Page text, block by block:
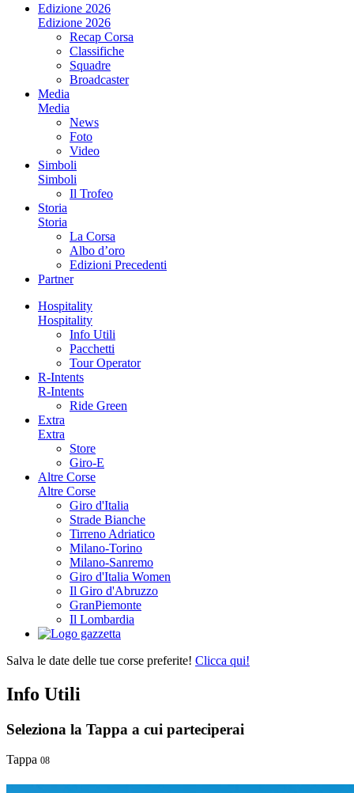
Edizione 2026
Edizione 2026
Recap Corsa
Classifiche
Squadre
Broadcaster
Media
Media
News
Foto
Video
Simboli
Simboli
Il Trofeo
Storia
Storia
La Corsa
Albo d’oro
Edizioni Precedenti
Partner
Hospitality
Hospitality
Info Utili
Pacchetti
Tour Operator
R-Intents
R-Intents
Ride Green
Extra
Extra
Store
Giro-E
Altre Corse
Altre Corse
Giro d'Italia
Strade Bianche
Tirreno Adriatico
Milano-Torino
Milano-Sanremo
Giro d'Italia Women
Il Giro d'Abruzzo
GranPiemonte
Il Lombardia
Salva le date delle tue corse preferite! Clicca qui!
Info Utili
Seleziona la Tappa a cui parteciperai
Tappa 08